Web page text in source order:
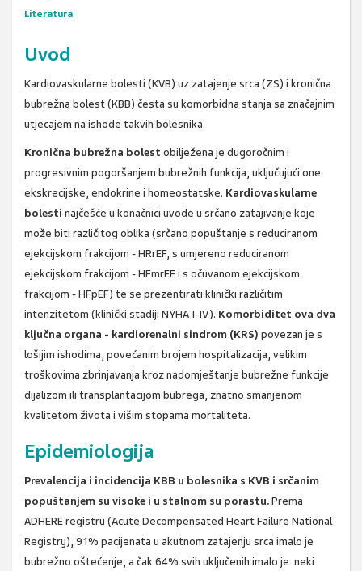
Literatura
Uvod
Kardiovaskularne bolesti (KVB) uz zatajenje srca (ZS) i kronična
bubrežna bolest (KBB) česta su komorbidna stanja sa značajnim
utjecajem na ishode takvih bolesnika.
Kronična bubrežna bolest obilježena je dugoročnim i
progresivnim pogoršanjem bubrežnih funkcija, uključujući one
ekskrecijske, endokrine i homeostatske. Kardiovaskularne
bolesti najčešće u konačnici uvode u srčano zatajivanje koje
može biti različitog oblika (srčano popuštanje s reduciranom
ejekcijskom frakcijom - HRrEF, s umjereno reduciranom
ejekcijskom frakcijom - HFmrEF i s očuvanom ejekcijskom
frakcijom - HFpEF) te se prezentirati klinički različitim
intenzitetom (klinički stadiji NYHA I-IV). Komorbiditet ova dva
ključna organa - kardiorenalni sindrom (KRS) povezan je s
lošijim ishodima, povećanim brojem hospitalizacija, velikim
troškovima zbrinjavanja kroz nadomještanje bubrežne funkcije
dijalizom ili transplantacijom bubrega, znatno smanjenom
kvalitetom života i višim stopama mortaliteta.
Epidemiologija
Prevalencija i incidencija KBB u bolesnika s KVB i srčanim
popuštanjem su visoke i u stalnom su porastu.Prema
ADHERE registru (Acute Decompensated Heart Failure National
Registry), 91% pacijenata u akutnom zatajenju srca imalo je
bubrežno oštećenje, a čak 64% svih uključenih imalo je neki